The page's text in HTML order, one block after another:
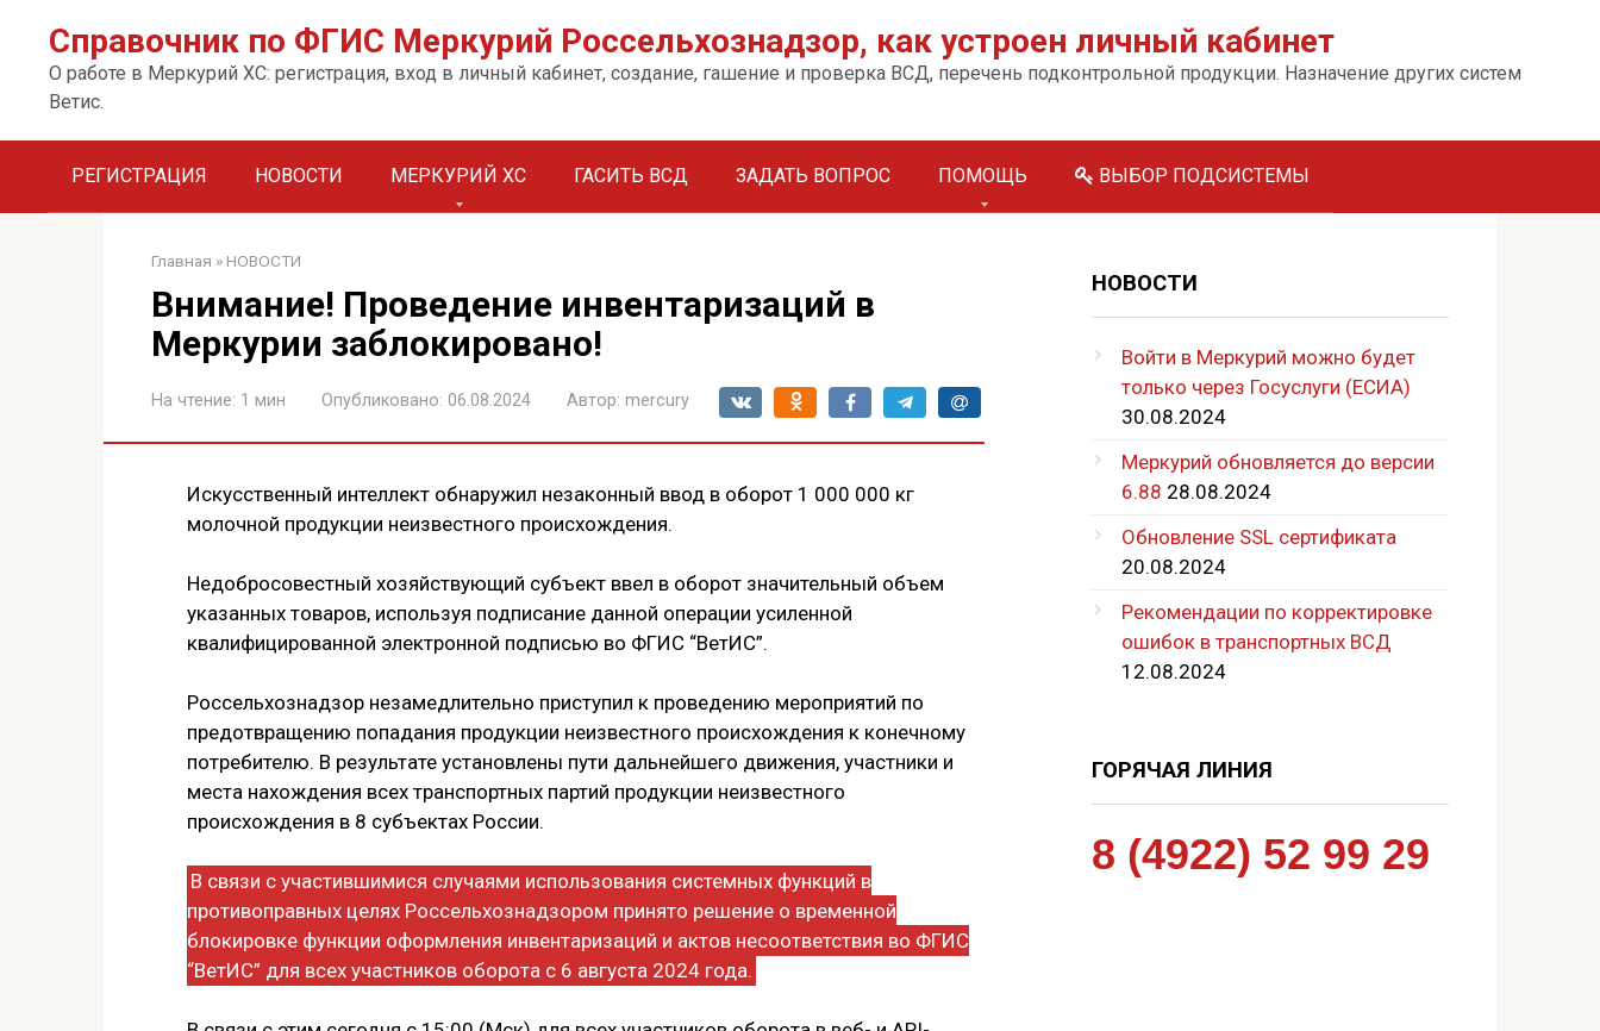
контенту.
Справочник по ФГИС Меркурий Россельхознадзор, как устроен личный кабинет
О работе в Меркурий ХС: регистрация, вход в личный кабинет, создание, гашение и проверка ВСД, перечень подконтрольной продукции. Назначение других систем
Ветис.
РЕГИСТРАЦИЯ НОВОСТИ МЕРКУРИЙ ХС ГАСИТЬ ВСД ЗАДАТЬ ВОПРОС ПОМОЩЬ ВЫБОР ПОДСИСТЕМЫ
Главная » НОВОСТИ
Внимание! Проведение инвентаризаций в
Меркурии заблокировано!
На чтение: 1 мин Опубликовано: 06.08.2024 Автор: mercury
Искусственный интеллект обнаружил незаконный ввод в оборот 1 000 000 кг
молочной продукции неизвестного происхождения.
Недобросовестный хозяйствующий субъект ввел в оборот значительный объем
указанных товаров, используя подписание данной операции усиленной
квалифицированной электронной подписью во ФГИС “ВетИС”.
Россельхознадзор незамедлительно приступил к проведению мероприятий по
предотвращению попадания продукции неизвестного происхождения к конечному
потребителю. В результате установлены пути дальнейшего движения, участники и
места нахождения всех транспортных партий продукции неизвестного
происхождения в 8 субъектах России.
В связи с участившимися случаями использования системных функций в
противоправных целях Россельхознадзором принято решение о временной
блокировке функции оформления инвентаризаций и актов несоответствия во ФГИС
“ВетИС” для всех участников оборота с 6 августа 2024 года.
НОВОСТИ
Войти в Меркурий можно будет
только через Госуслуги (ЕСИА)
30.08.2024
Меркурий обновляется до версии
6.88 28.08.2024
Обновление SSL сертификата
20.08.2024
Рекомендации по корректировке
ошибок в транспортных ВСД
12.08.2024
ГОРЯЧАЯ ЛИНИЯ
8 (4922) 52 99 29